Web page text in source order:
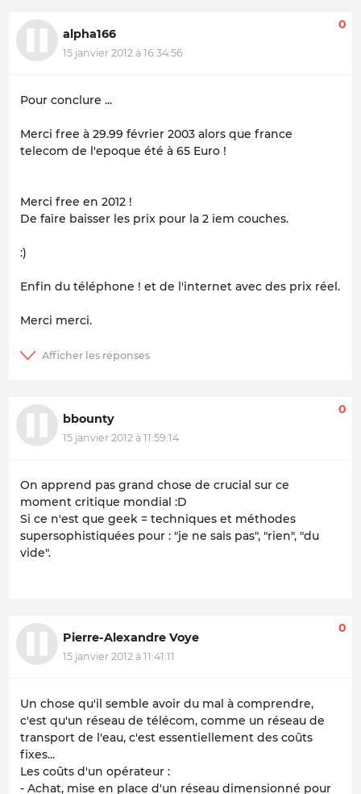
alpha166
15 janvier 2012 à 16:34:56
0
Pour conclure ...
Merci free à 29.99 février 2003 alors que france
telecom de l'epoque été à 65 Euro !
Merci free en 2012 !
De faire baisser les prix pour la 2 iem couches.
:)
Enfin du téléphone ! et de l'internet avec des prix réel.
Merci merci.
bbounty
15 janvier 2012 à 11:59:14
0
On apprend pas grand chose de crucial sur ce
moment critique mondial :D
Si ce n'est que geek = techniques et méthodes
supersophistiquées pour : "je ne sais pas", "rien", "du
vide".
Pierre-Alexandre Voye
15 janvier 2012 à 11:41:11
0
Un chose qu'il semble avoir du mal à comprendre,
c'est qu'un réseau de télécom, comme un réseau de
transport de l'eau, c'est essentiellement des coûts
fixes...
Les coûts d'un opérateur :
- Achat, mise en place d'un réseau dimensionné pour